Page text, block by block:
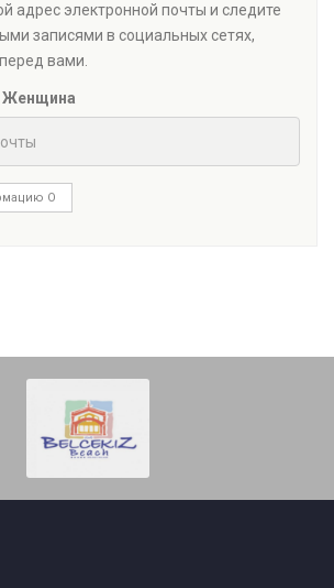
адрес электронной почты и следите
записями в социальных сетях,
вами.
Женщина
О